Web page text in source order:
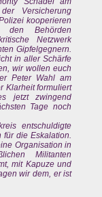
Versicherung
kooperieren
den Behörden
Netzwerk
Gipfelgegnern.
in aller Schärfe
wir wollen euch
Peter Wahl am
Klarheit formuliert
jetzt zwingend
Tage noch
entschuldigte
für die Eskalation.
Organisation in
Militanten
mit Kapuze und
wir dem, er ist